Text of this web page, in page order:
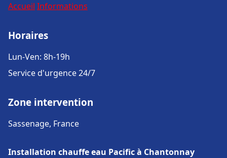
Accueil Informations
Horaires
Lun-Ven: 8h-19h
Service d'urgence 24/7
Zone intervention
Sassenage, France
Installation chauffe eau Pacific à Chantonnay